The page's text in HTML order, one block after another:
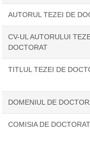
AUTORUL TEZEI DE
CV-UL AUTORULUI
DOCTORAT
TITLUL TEZEI DE
DOMENIUL DE
COMISIA DE DOCTORAT